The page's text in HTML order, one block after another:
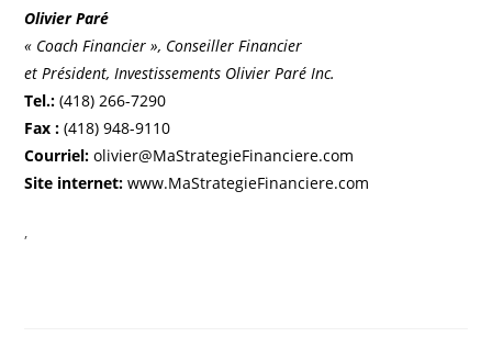
Olivier Paré
« Coach Financier », Conseiller Financier
et Président, Investissements Olivier Paré Inc.
Tel.: (418) 266-7290
Fax : (418) 948-9110
Courriel: olivier@MaStrategieFinanciere.com
Site internet: www.MaStrategieFinanciere.com
,